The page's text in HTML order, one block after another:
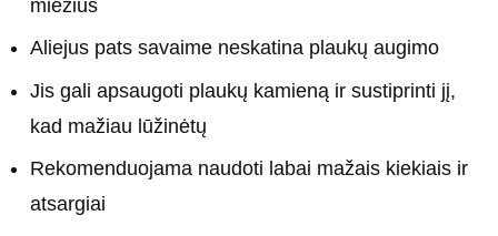
miežius
Aliejus pats savaime neskatina plaukų augimo
Jis gali apsaugoti plaukų kamieną ir sustiprinti jį,
kad mažiau lūžinėtų
Rekomenduojama naudoti labai mažais kiekiais ir
atsargiai